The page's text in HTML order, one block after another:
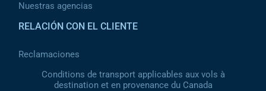
Nuestras agencias
RELACIÓN CON EL CLIENTE
Reclamaciones
Conditions de transport applicables aux vols à
destination et en provenance du Canada